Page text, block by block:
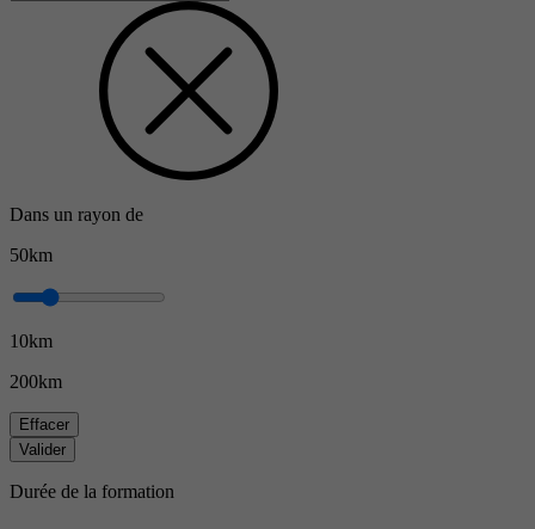
Dans un rayon de
50km
10km
200km
Effacer
Valider
Durée de la formation